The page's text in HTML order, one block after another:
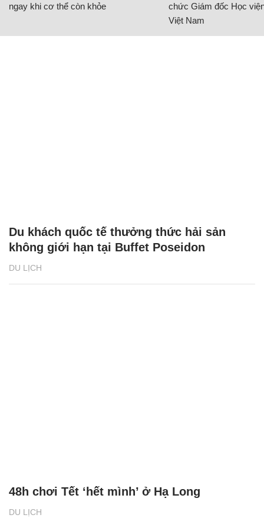
ngay khi cơ thể còn khỏe
chức Giám đốc Học
Việt Nam
DU LỊCH
Du khách quốc tế thưởng thức hải sản
không giới hạn tại Buffet Poseidon
DU LỊCH
48h chơi Tết ‘hết mình’ ở Hạ Long